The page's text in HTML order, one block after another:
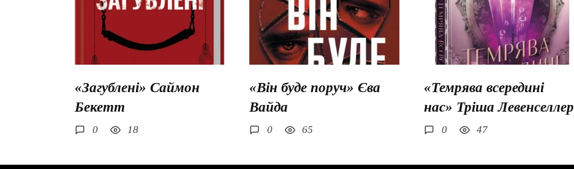
«Загублені» Саймон
Бекетт
0 18
«Він буде поруч» Єва
Вайда
0 65
«Темрява всередині
нас» Тріша Левенселлер
0 47